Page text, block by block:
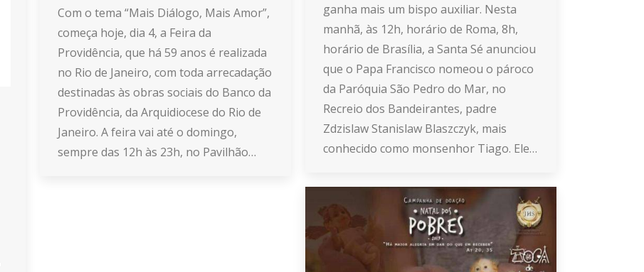
ganha mais um bispo auxiliar. Nesta
manhã, às 12h, horário de Roma, 8h,
horário de Brasília, a Santa Sé anunciou
que o Papa Francisco nomeou o pároco
da Paróquia São Pedro do Mar, no
Recreio dos Bandeirantes, padre
Zdzislaw Stanislaw Blaszczyk, mais
conhecido como monsenhor Tiago. Ele…
Com o tema “Mais Diálogo, Mais Amor”,
começa hoje, dia 4, a Feira da
Providência, que há 59 anos é realizada
no Rio de Janeiro, com toda arrecadação
destinadas às obras sociais do Banco da
Providência, da Arquidiocese do Rio de
Janeiro. A feira vai até o domingo,
sempre das 12h às 23h, no Pavilhão…